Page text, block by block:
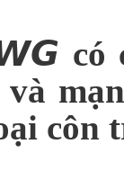
có
và
côn